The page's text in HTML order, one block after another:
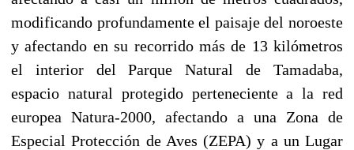
modificando profundamente el paisaje del noroeste
y afectando en su recorrido más de 13 kilómetros
el interior del Parque Natural de Tamadaba,
espacio natural protegido perteneciente a la red
europea Natura-2000, afectando a una Zona de
Especial Protección de Aves (ZEPA) y a un Lugar